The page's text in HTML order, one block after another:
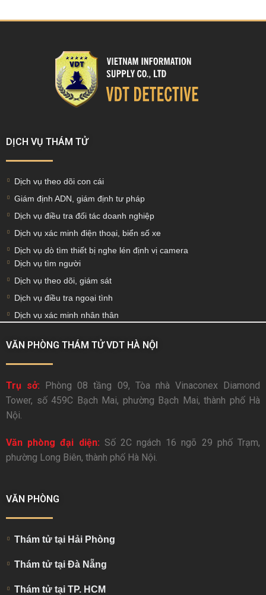
DỊCH VỤ THÁM TỬ
Dịch vụ theo dõi con cái
Giám định ADN, giám định tư pháp
Dịch vụ điều tra đối tác doanh nghiệp
Dịch vụ xác minh điện thoại, biển số xe
Dịch vụ dò tìm thiết bị nghe lén định vị camera
Dịch vụ tìm người
Dịch vụ theo dõi, giám sát
Dịch vụ điều tra ngoại tình
Dịch vụ xác minh nhân thân
VĂN PHÒNG THÁM TỬ VDT HÀ NỘI
Trụ sở: Phòng 08 tầng 09, Tòa nhà Vinaconex Diamond
Tower, số 459C Bạch Mai, phường Bạch Mai, thành phố Hà
Nội.
Văn phòng đại diện: Số 2C ngách 16 ngõ 29 phố Trạm,
phường Long Biên, thành phố Hà Nội.
VĂN PHÒNG
Thám tử tại Hải Phòng
Thám tử tại Đà Nẵng
Thám tử tại TP. HCM